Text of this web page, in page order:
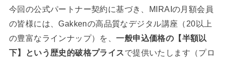
今回の公式パートナー契約に基づき、MIRAIの月額会員
の皆様には、Gakkenの高品質なデジタル講座（20以上
の豊富なラインナップ）を、一般申込価格の【半額以
下】という歴史的破格プライスで提供いたします（プロ